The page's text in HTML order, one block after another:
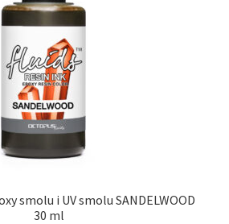
smolu i UV smolu SANDELWOOD
30 ml